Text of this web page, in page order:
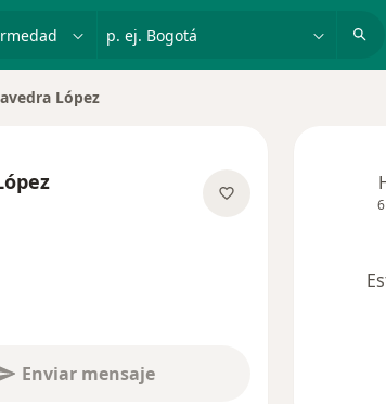
p. ej. Bogotá
López
Enviar mensaje